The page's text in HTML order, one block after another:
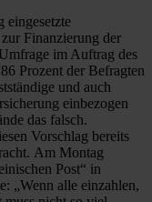
eingesetzte
Finanzierung der
im Auftrag des
Prozent der Befragten
und auch
einbezogen
das falsch.
Vorschlag bereits
Am Montag
Post“ in
„Wenn alle einzahlen,